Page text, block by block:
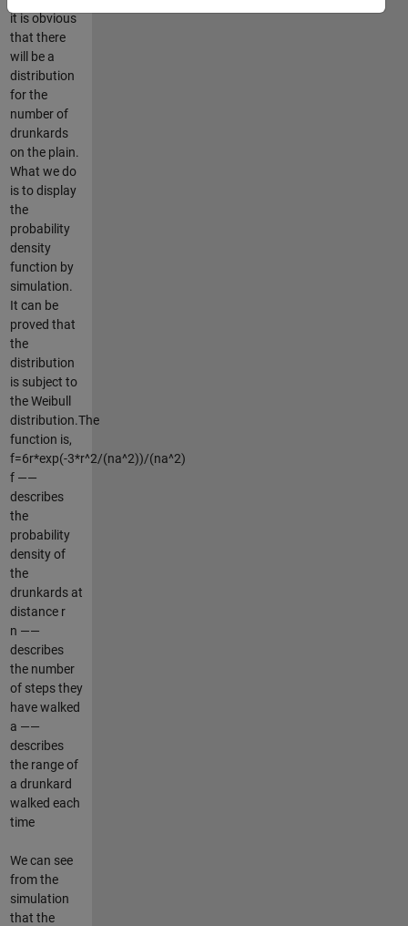
it is obvious
that there
will be a
distribution
for the
number of
drunkards
on the plain.
What we do
is to display
the
probability
density
function by
simulation.
It can be
proved that
the
distribution
is subject to
the Weibull
distribution.The
function is,
f=6r*exp(-3*r^2/(na^2))/(na^2)
f ——
describes
the
probability
density of
the
drunkards at
distance r
n ——
describes
the number
of steps they
have walked
a ——
describes
the range of
a drunkard
walked each
time
We can see
from the
simulation
that the